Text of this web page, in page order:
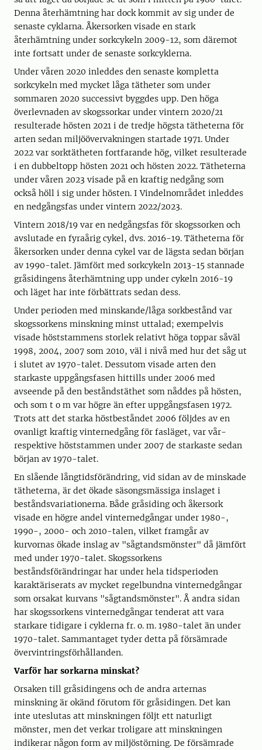
Denna återhämtning har dock kommit av sig under de
senaste cyklarna. Åkersorken visade en stark
återhämtning under sorkcykeln 2009-12, som däremot
inte fortsatt under de senaste sorkcyklerna.
Under våren 2020 inleddes den senaste kompletta
sorkcykeln med mycket låga tätheter som under
sommaren 2020 successivt byggdes upp. Den höga
överlevnaden av skogssorkar under vintern 2020/21
resulterade hösten 2021 i de tredje högsta tätheterna för
arten sedan miljöövervakningen startade 1971. Under
2022 var sorktätheten fortfarande hög, vilket resulterade
i en dubbeltopp hösten 2021 och hösten 2022. Tätheterna
under våren 2023 visade på en kraftig nedgång som
också höll i sig under hösten. I Vindelnområdet inleddes
en nedgångsfas under vintern 2022/2023.
Vintern 2018/19 var en nedgångsfas för skogssorken och
avslutade en fyraårig cykel, dvs. 2016-19. Tätheterna för
åkersorken under denna cykel var de lägsta sedan början
av 1990-talet. Jämfört med sorkcykeln 2013-15 stannade
gråsidingens återhämtning upp under cykeln 2016-19
och läget har inte förbättrats sedan dess.
Under perioden med minskande/låga sorkbestånd var
skogssorkens minskning minst uttalad; exempelvis
visade höststammens storlek relativt höga toppar såväl
1998, 2004, 2007 som 2010, väl i nivå med hur det såg ut
i slutet av 1970-talet. Dessutom visade arten den
starkaste uppgångsfasen hittills under 2006 med
avseende på den beståndstäthet som nåddes på hösten,
och som t o m var högre än efter uppgångsfasen 1972.
Trots att det starka höstbeståndet 2006 följdes av en
ovanligt kraftig vinternedgång för fasläget, var vår-
respektive höststammen under 2007 de starkaste sedan
början av 1970-talet.
En slående långtidsförändring, vid sidan av de minskade
tätheterna, är det ökade säsongsmässiga inslaget i
beståndsvariationerna. Både gråsiding och åkersork
visade en högre andel vinternedgångar under 1980-,
1990-, 2000- och 2010-talen, vilket framgår av
kurvornas ökade inslag av "sågtandsmönster" då jämfört
med under 1970-talet. Skogssorkens
beståndsförändringar har under hela tidsperioden
karaktäriserats av mycket regelbundna vinternedgångar
som orsakat kurvans "sågtandsmönster". Å andra sidan
har skogssorkens vinternedgångar tenderat att vara
starkare tidigare i cyklerna fr. o. m. 1980-talet än under
1970-talet. Sammantaget tyder detta på försämrade
övervintringsförhållanden.
Varför har sorkarna minskat?
Orsaken till gråsidingens och de andra arternas
minskning är okänd förutom för gråsidingen. Det kan
inte uteslutas att minskningen följt ett naturligt
mönster, men det verkar troligare att minskningen
indikerar någon form av miljöstörning. De försämrade